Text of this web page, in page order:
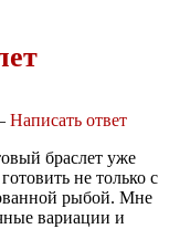
Написать ответ
браслет уже
не только с
рыбой. Мне
вариации и